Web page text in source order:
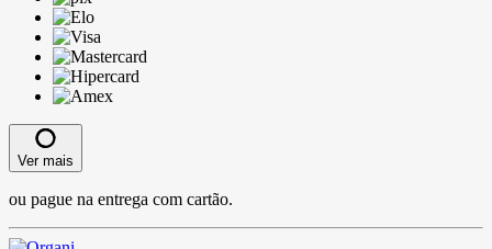
Ver mais
ou pague na entrega com cartão.